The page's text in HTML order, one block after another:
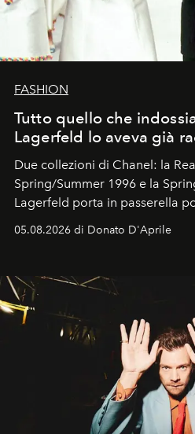
FASHION
Tutto quello che
Lagerfeld lo aveva già
Due collezioni di Chanel: la
Spring/Summer 1996 e la
Lagerfeld porta in passerella
logomania pensata per la
Kate, Claudia e Carla una
uno dei documenti più
05.08.2026 di Donato D'Aprile